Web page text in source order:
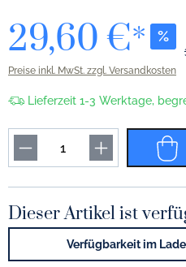
29,60 €* %
Preise inkl. MwSt. zzgl. Versandkosten
Lieferzeit 1-3 Werktage,
Dieser Artikel ist
Verfügbarkeit im